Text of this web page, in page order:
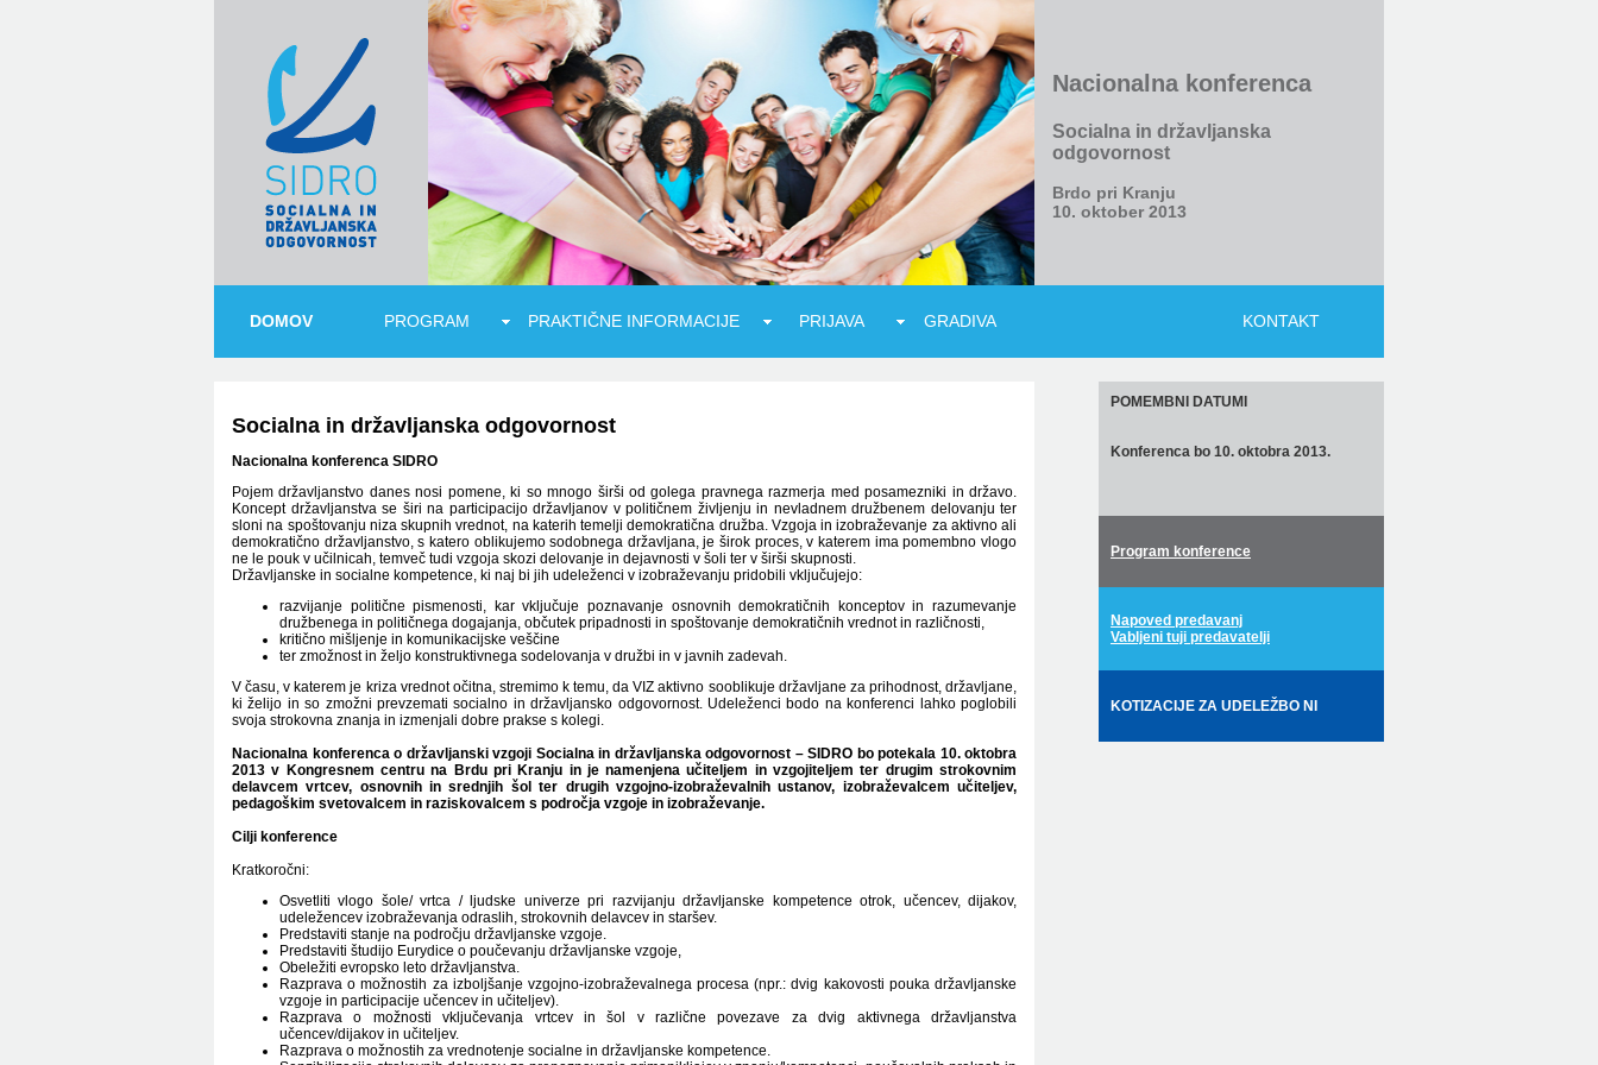
Nacionalna konferenca
Socialna in državljanska
odgovornost
Brdo pri Kranju
10. oktober 2013
DOMOV PROGRAM PRAKTIČNE INFORMACIJE PRIJAVA GRADIVA KONTAKT
Socialna in državljanska odgovornost
Nacionalna konferenca SIDRO
Pojem državljanstvo danes nosi pomene, ki so mnogo širši od golega pravnega razmerja med posamezniki in državo.
Koncept državljanstva se širi na participacijo državljanov v političnem življenju in nevladnem družbenem delovanju ter
sloni na spoštovanju niza skupnih vrednot, na katerih temelji demokratična družba. Vzgoja in izobraževanje za aktivno ali
demokratično državljanstvo, s katero oblikujemo sodobnega državljana, je širok proces, v katerem ima pomembno vlogo
ne le pouk v učilnicah, temveč tudi vzgoja skozi delovanje in dejavnosti v šoli ter v širši skupnosti.
Državljanske in socialne kompetence, ki naj bi jih udeleženci v izobraževanju pridobili vključujejo:
razvijanje politične pismenosti, kar vključuje poznavanje osnovnih demokratičnih konceptov in razumevanje
družbenega in političnega dogajanja, občutek pripadnosti in spoštovanje demokratičnih vrednot in različnosti,
kritično mišljenje in komunikacijske veščine
ter zmožnost in željo konstruktivnega sodelovanja v družbi in v javnih zadevah.
V času, v katerem je kriza vrednot očitna, stremimo k temu, da VIZ aktivno sooblikuje državljane za prihodnost, državljane,
ki želijo in so zmožni prevzemati socialno in državljansko odgovornost. Udeleženci bodo na konferenci lahko poglobili
svoja strokovna znanja in izmenjali dobre prakse s kolegi.
Nacionalna konferenca o državljanski vzgoji Socialna in državljanska odgovornost – SIDRO bo potekala 10. oktobra
2013 v Kongresnem centru na Brdu pri Kranju in je namenjena učiteljem in vzgojiteljem ter drugim strokovnim
delavcem vrtcev, osnovnih in srednjih šol ter drugih vzgojno-izobraževalnih ustanov, izobraževalcem učiteljev,
pedagoškim svetovalcem in raziskovalcem s področja vzgoje in izobraževanje.
Cilji konference
Kratkoročni:
Osvetliti vlogo šole/ vrtca / ljudske univerze pri razvijanju državljanske kompetence otrok, učencev, dijakov,
udeležencev izobraževanja odraslih, strokovnih delavcev in staršev.
Predstaviti stanje na področju državljanske vzgoje.
Predstaviti študijo Eurydice o poučevanju državljanske vzgoje,
Obeležiti evropsko leto državljanstva.
Razprava o možnostih za izboljšanje vzgojno-izobraževalnega procesa (npr.: dvig kakovosti pouka državljanske
vzgoje in participacije učencev in učiteljev).
Razprava o možnosti vključevanja vrtcev in šol v različne povezave za dvig aktivnega državljanstva
učencev/dijakov in učiteljev.
Razprava o možnostih za vrednotenje socialne in državljanske kompetence.
POMEMBNI DATUMI
Konferenca bo 10. oktobra 2013.
Program konference
Napoved predavanj
Vabljeni tuji predavatelji
KOTIZACIJE ZA UDELEŽBO NI